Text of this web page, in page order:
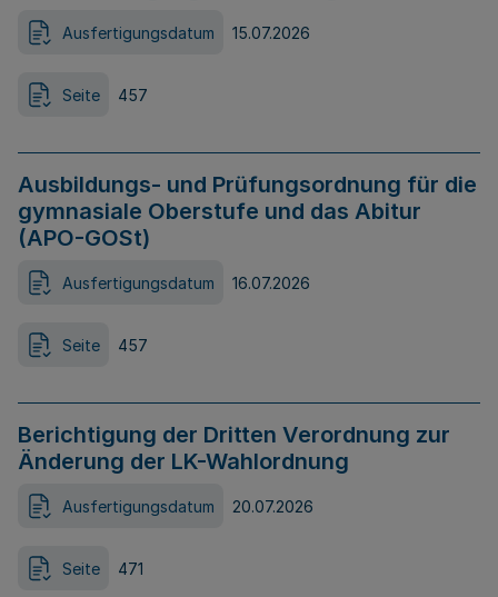
Ausfertigungsdatum 15.07.2026
Seite 457
Ausbildungs- und Prüfungsordnung für die
gymnasiale Oberstufe und das Abitur
(APO-GOSt)
Ausfertigungsdatum 16.07.2026
Seite 457
Berichtigung der Dritten Verordnung zur
Änderung der LK-Wahlordnung
Ausfertigungsdatum 20.07.2026
Seite 471